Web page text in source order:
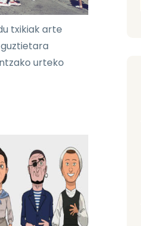
txikiak arte
urteko